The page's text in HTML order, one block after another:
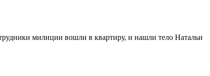
милиции вошли в квартиру, и нашли тело Натальи